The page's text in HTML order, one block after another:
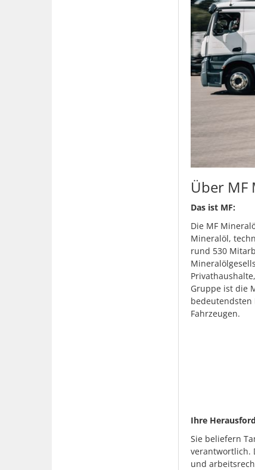
Über MF
Das ist MF:
Die MF
Mineralöl,
rund 530
Gruppe ist die
bedeutendsten
Fahrzeugen.
Ihre
Sie beliefern
verantwortlich.
und